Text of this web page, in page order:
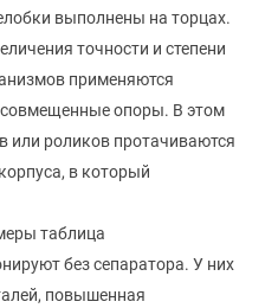
выполнены на торцах.
точности и степени
применяются
опоры. В этом
или роликов протачиваются
в который
без сепаратора. У них
повышенная